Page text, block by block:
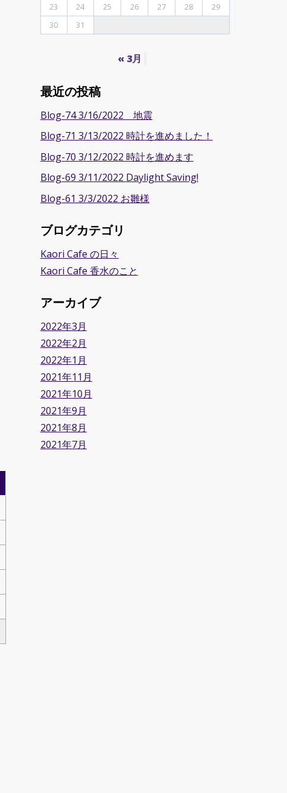
23
24 25 26 27 28
29
30
31
« 3月
最近の投稿
Blog-74 3/16/2022 地震
Blog-71 3/13/2022 時計を進めました！
Blog-70 3/12/2022 時計を進めます
Blog-69 3/11/2022 Daylight Saving!
Blog-61 3/3/2022 お雛様
ブログカテゴリ
Kaori Cafe の日々
Kaori Cafe 香水のこと
アーカイブ
2022年3月
2022年2月
2022年1月
2021年11月
2021年10月
2021年9月
2021年8月
2021年7月